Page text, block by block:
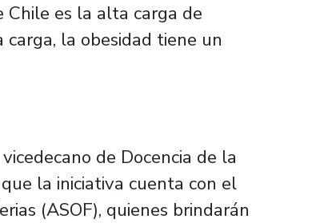
es la alta carga de
la obesidad tiene un
de Docencia de la
la iniciativa cuenta con el
(ASOF), quienes brindarán